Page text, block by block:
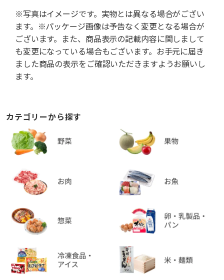
※写真はイメージです。実物とは異なる場合がござい
ます。※パッケージ画像は予告なく変更となる場合が
ございます。また、商品表示の記載内容に関しまして
も変更になっている場合もございます。お手元に届き
ました商品の表示をご確認いただきますようお願いし
ます。
カテゴリーから探す